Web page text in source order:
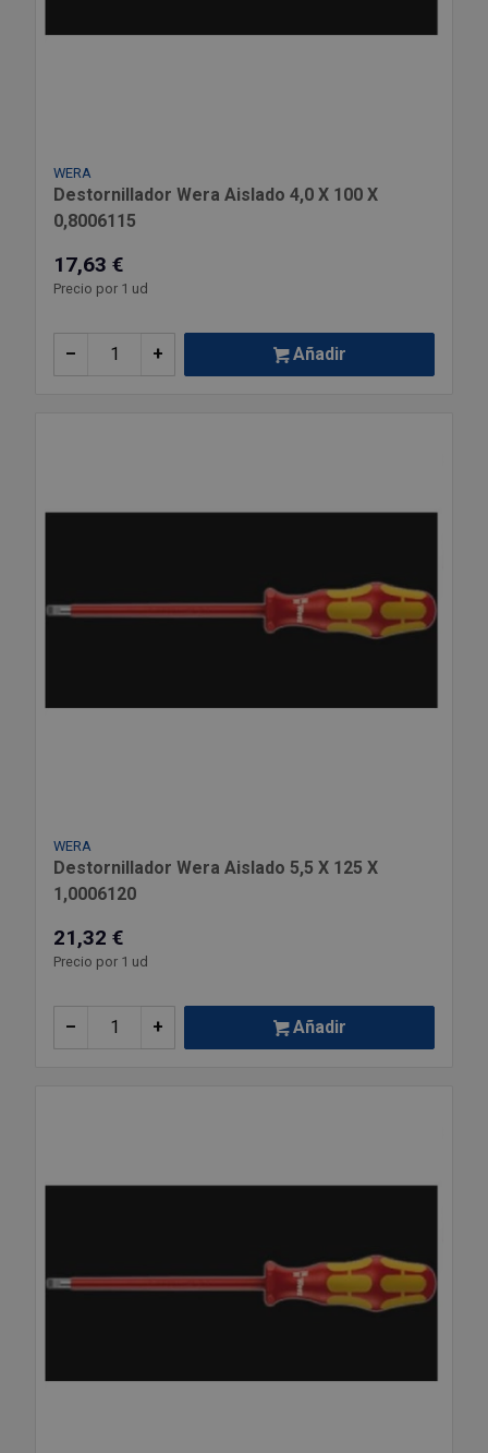
WERA
Destornillador Wera Aislado 4,0 X 100 X
0,8006115
17,63 €
Precio por 1 ud
+
– Añadir
WERA
Destornillador Wera Aislado 5,5 X 125 X
1,0006120
21,32 €
Precio por 1 ud
+
– Añadir